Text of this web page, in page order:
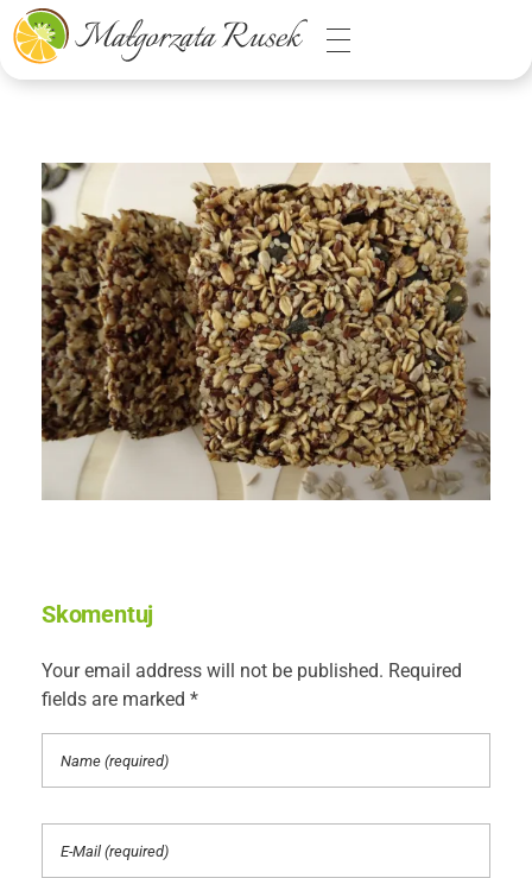
Małgorzata Rusek - dietetyk z pasją
Dietetyka kliniczna & Psychodietetyka
Skomentuj
Your email address will not be published. Required
fields are marked *